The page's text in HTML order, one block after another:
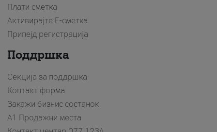
Плати сметка
Активирајте Е-сметка
Припејд регистрација
Поддршка
Секција за поддршка
Контакт форма
Закажи бизнис состанок
A1 Продажни места